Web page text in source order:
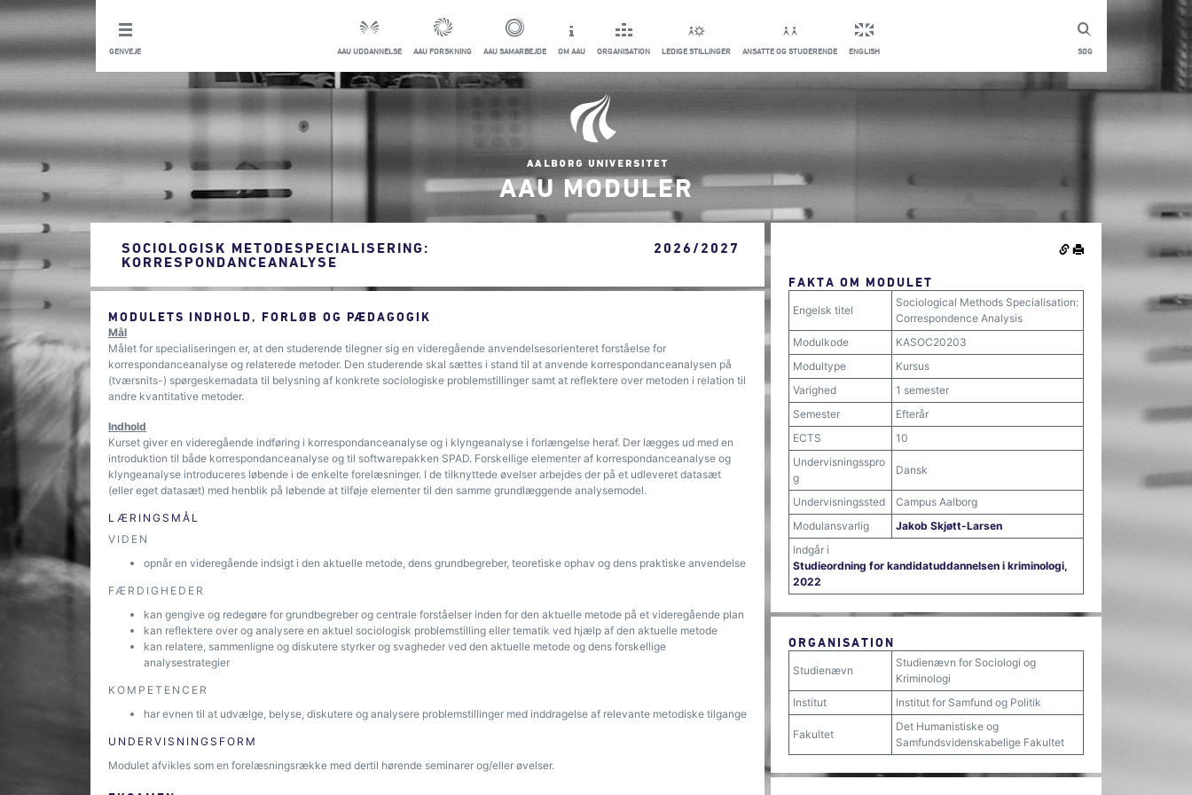
SØG
GENVEJE AAU UDDANNELSE AAU FORSKNING AAU SAMARBEJDE OM AAU ORGANISATION LEDIGE STILLINGER ANSATTE OG STUDERENDE ENGLISH
AAU MODULER
SOCIOLOGISK METODESPECIALISERING:
KORRESPONDANCEANALYSE
2026/2027
MODULETS INDHOLD, FORLØB OG PÆDAGOGIK
Mål
Målet for specialiseringen er, at den studerende tilegner sig en videregående anvendelsesorienteret forståelse for
korrespondanceanalyse og relaterede metoder. Den studerende skal sættes i stand til at anvende korrespondanceanalysen på
(tværsnits-) spørgeskemadata til belysning af konkrete sociologiske problemstillinger samt at reflektere over metoden i relation til
andre kvantitative metoder.
Indhold
Kurset giver en videregående indføring i korrespondanceanalyse og i klyngeanalyse i forlængelse heraf. Der lægges ud med en
introduktion til både korrespondanceanalyse og til softwarepakken SPAD. Forskellige elementer af korrespondanceanalyse og
klyngeanalyse introduceres løbende i de enkelte forelæsninger. I de tilknyttede øvelser arbejdes der på et udleveret datasæt
(eller eget datasæt) med henblik på løbende at tilføje elementer til den samme grundlæggende analysemodel.
LÆRINGSMÅL
VIDEN
opnår en videregående indsigt i den aktuelle metode, dens grundbegreber, teoretiske ophav og dens praktiske anvendelse
FÆRDIGHEDER
kan gengive og redegøre for grundbegreber og centrale forståelser inden for den aktuelle metode på et videregående plan
kan reflektere over og analysere en aktuel sociologisk problemstilling eller tematik ved hjælp af den aktuelle metode
kan relatere, sammenligne og diskutere styrker og svagheder ved den aktuelle metode og dens forskellige
analysestrategier
KOMPETENCER
har evnen til at udvælge, belyse, diskutere og analysere problemstillinger med inddragelse af relevante metodiske tilgange
UNDERVISNINGSFORM
Modulet afvikles som en forelæsningsrække med dertil hørende seminarer og/eller øvelser.
FAKTA OM MODULET
Engelsk titel
Sociological Methods Specialisation:
Correspondence Analysis
Modulkode
KASOC20203
Modultype
Kursus
Varighed
1 semester
Semester
Efterår
ECTS
10
Undervisningsspro
g
Dansk
Undervisningssted
Campus Aalborg
Modulansvarlig
Jakob Skjøtt-Larsen
Indgår i
Studieordning for kandidatuddannelsen i kriminologi,
2022
ORGANISATION
Studienævn
Studienævn for Sociologi og
Kriminologi
Institut
Institut for Samfund og Politik
Fakultet
Det Humanistiske og
Samfundsvidenskabelige Fakultet